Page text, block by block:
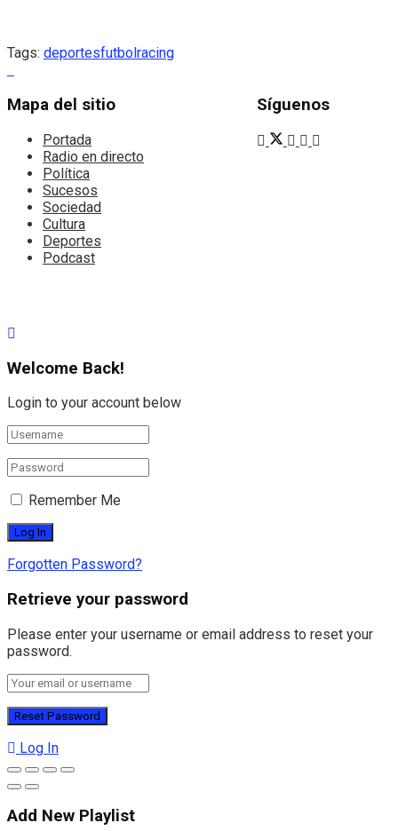
Tags: deportesfutbol racing
Mapa del sitio
Portada
Radio en directo
Política
Sucesos
Sociedad
Cultura
Deportes
Podcast
Síguenos
Welcome Back!
Login to your account below
Remember Me
Forgotten Password?
Retrieve your password
Please enter your username or email address to reset your
password.
Log In
Add New Playlist